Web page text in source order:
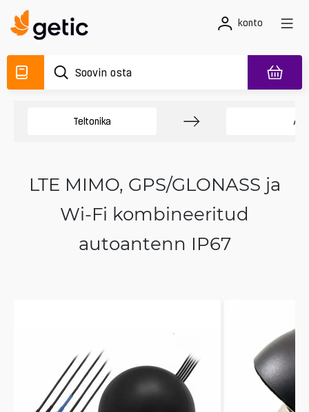
konto
Teltonika
LTE MIMO, GPS/GLONASS ja
Wi-Fi kombineeritud
autoantenn IP67